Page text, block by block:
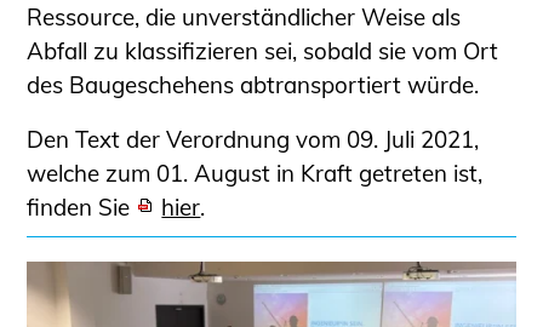
Ressource, die unverständlicher Weise als
Abfall zu klassifizieren sei, sobald sie vom Ort
des Baugeschehens abtransportiert würde.
Den Text der Verordnung vom 09. Juli 2021,
welche zum 01. August in Kraft getreten ist,
finden Sie
hier.